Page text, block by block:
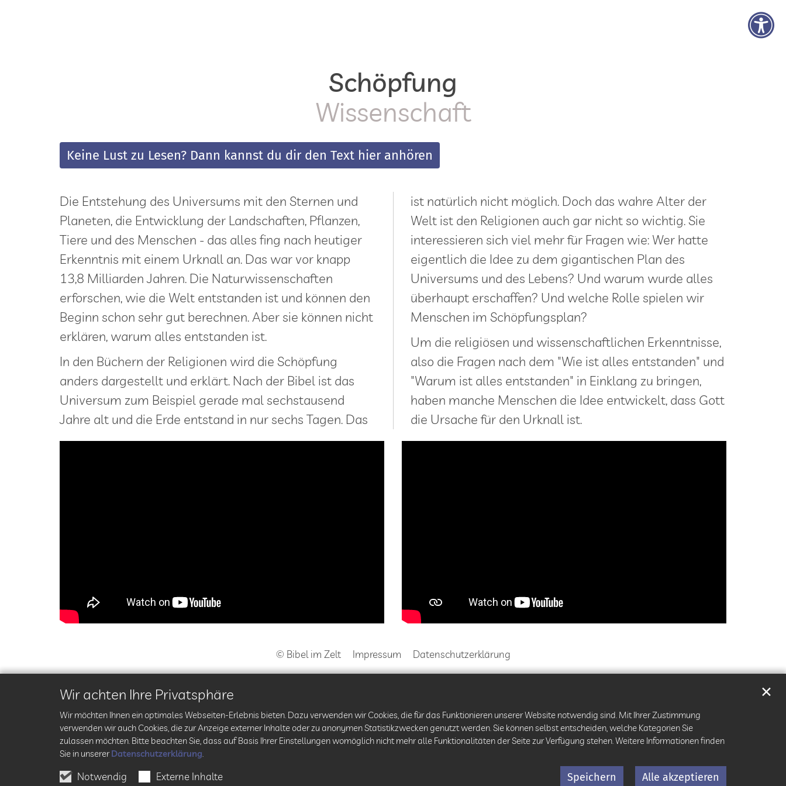
Wir achten Ihre Privatsphäre
Wir möchten Ihnen ein optimales Webseiten-Erlebnis bieten. Dazu verwenden wir Cookies, die für das Funktionieren unserer Website notwendig sind. Mit Ihrer Zustimmung
verwenden wir auch Cookies, die zur Anzeige externer Inhalte oder zu anonymen Statistikzwecken genutzt werden. Sie können selbst entscheiden, welche Kategorien Sie
zulassen möchten. Bitte beachten Sie, dass auf Basis Ihrer Einstellungen womöglich nicht mehr alle Funktionalitäten der Seite zur Verfügung stehen. Weitere Informationen finden
Sie in unsererDatenschutzerklärung.
Notwendig Externe Inhalte Speichern Alle akzeptieren
✕
Schöpfung
Wissenschaft
Keine Lust zu Lesen? Dann kannst du dir den Text hier anhören
Die Entstehung des Universums mit den Sternen und
Planeten, die Entwicklung der Landschaften, Pflanzen,
Tiere und des Menschen - das alles fing nach heutiger
Erkenntnis mit einem Urknall an. Das war vor knapp
13,8 Milliarden Jahren. Die Naturwissenschaften
erforschen, wie die Welt entstanden ist und können den
Beginn schon sehr gut berechnen. Aber sie können nicht
erklären, warum alles entstanden ist.
In den Büchern der Religionen wird die Schöpfung
anders dargestellt und erklärt. Nach der Bibel ist das
Universum zum Beispiel gerade mal sechstausend
Jahre alt und die Erde entstand in nur sechs Tagen. Das
ist natürlich nicht möglich. Doch das wahre Alter der
Welt ist den Religionen auch gar nicht so wichtig. Sie
interessieren sich viel mehr für Fragen wie: Wer hatte
eigentlich die Idee zu dem gigantischen Plan des
Universums und des Lebens? Und warum wurde alles
überhaupt erschaffen? Und welche Rolle spielen wir
Menschen im Schöpfungsplan?
Um die religiösen und wissenschaftlichen Erkenntnisse,
also die Fragen nach dem "Wie ist alles entstanden" und
"Warum ist alles entstanden" in Einklang zu bringen,
haben manche Menschen die Idee entwickelt, dass Gott
die Ursache für den Urknall ist.
© Bibel im Zelt Impressum Datenschutzerklärung